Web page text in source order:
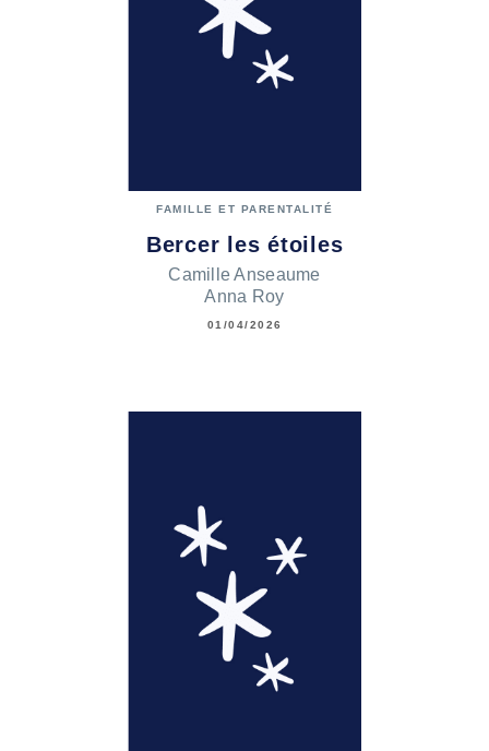
FAMILLE ET PARENTALITÉ
Bercer les étoiles
Camille Anseaume
Anna Roy
01/04/2026